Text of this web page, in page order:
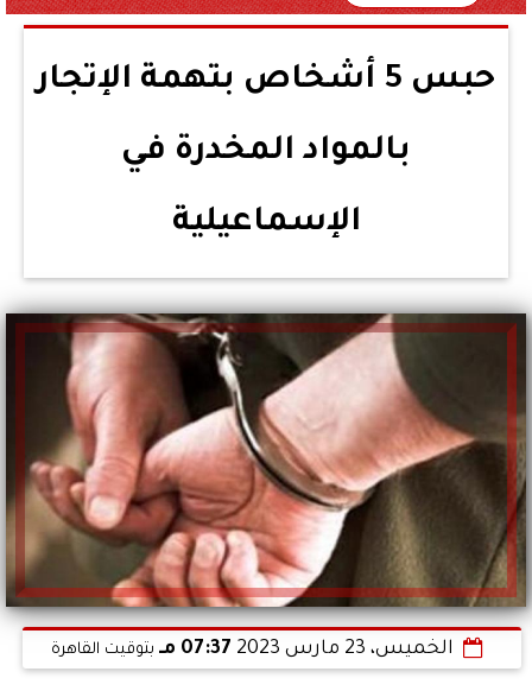
حبس 5 أشخاص بتهمة الإتجار
بالمواد المخدرة في
الإسماعيلية
الخميس، 23 مارس 2023 07:37 مـ بتوقيت القاهرة